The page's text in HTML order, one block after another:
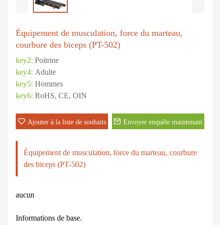
Équipement de musculation, force du marteau,
courbure des biceps (PT-502)
key2: Poitrine
key4: Adulte
key5: Hommes
key6: RoHS, CE, OIN
Ajouter à la liste de souhaits Envoyer enquête maintenant
Équipement de musculation, force du marteau, courbure
des biceps (PT-502)
aucun
Informations de base.